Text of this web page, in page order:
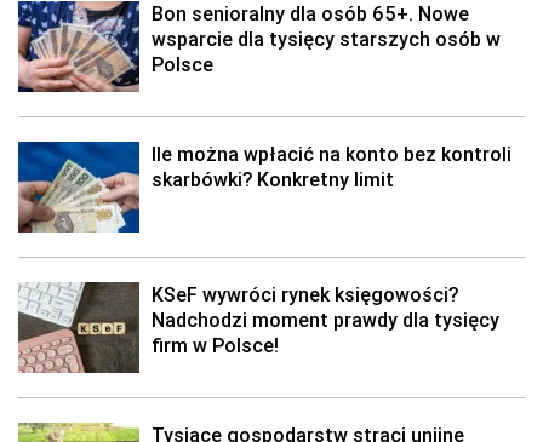
Bon senioralny dla osób 65+. Nowe
wsparcie dla tysięcy starszych osób w
Polsce
Ile można wpłacić na konto bez kontroli
skarbówki? Konkretny limit
KSeF wywróci rynek księgowości?
Nadchodzi moment prawdy dla tysięcy
firm w Polsce!
Tysiące gospodarstw straci unijne